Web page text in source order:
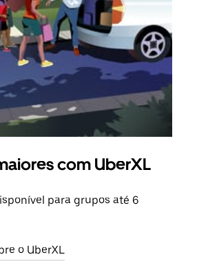
com UberXL
para grupos até 6
o UberXL